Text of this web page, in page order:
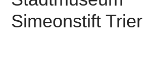
Simeonstift Trier